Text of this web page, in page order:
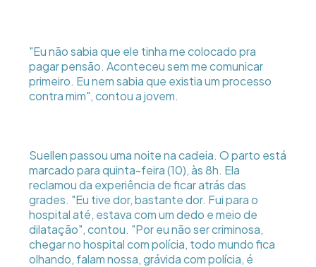
"Eu não sabia que ele tinha me colocado pra
pagar pensão. Aconteceu sem me comunicar
primeiro. Eu nem sabia que existia um processo
contra mim", contou a jovem.
Suellen passou uma noite na cadeia. O parto está
marcado para quinta-feira (10), às 8h. Ela
reclamou da experiência de ficar atrás das
grades. "Eu tive dor, bastante dor. Fui para o
hospital até, estava com um dedo e meio de
dilatação", contou. "Por eu não ser criminosa,
chegar no hospital com polícia, todo mundo fica
olhando, falam nossa, grávida com polícia, é